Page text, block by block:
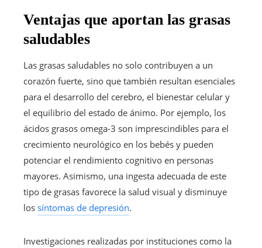
Ventajas que aportan las grasas
saludables
Las grasas saludables no solo contribuyen a un
corazón fuerte, sino que también resultan esenciales
para el desarrollo del cerebro, el bienestar celular y
el equilibrio del estado de ánimo. Por ejemplo, los
ácidos grasos omega-3 son imprescindibles para el
crecimiento neurológico en los bebés y pueden
potenciar el rendimiento cognitivo en personas
mayores. Asimismo, una ingesta adecuada de este
tipo de grasas favorece la salud visual y disminuye
los síntomas de depresión.
Investigaciones realizadas por instituciones como la